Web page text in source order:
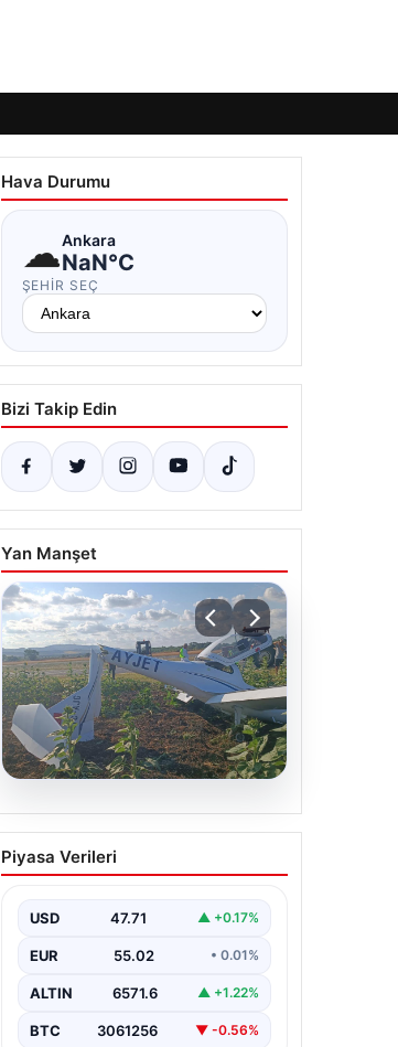
Hava Durumu
☁Ankara
NaN°C
ŞEHIR SEÇ
Bizi Takip Edin
Yan Manşet
Eğitim uçağı sert iniş
yaptı. Öğrenci pilot
Piyasa Verileri
USD 47.71 ▲ +0.17%
EUR 55.02 • 0.01%
ALTIN 6571.6 ▲ +1.22%
BTC 3061256 ▼ -0.56%